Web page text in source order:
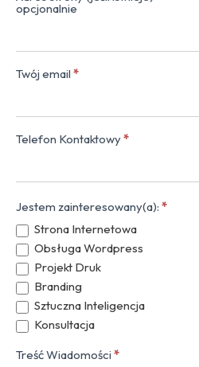
opcjonalnie
Twój email *
Telefon Kontaktowy*
Jestem zainteresowany(a): *
Strona Internetowa
Obsługa Wordpress
Projekt Druk
Branding
Sztuczna Inteligencja
Konsultacja
Treść Wiadomości *